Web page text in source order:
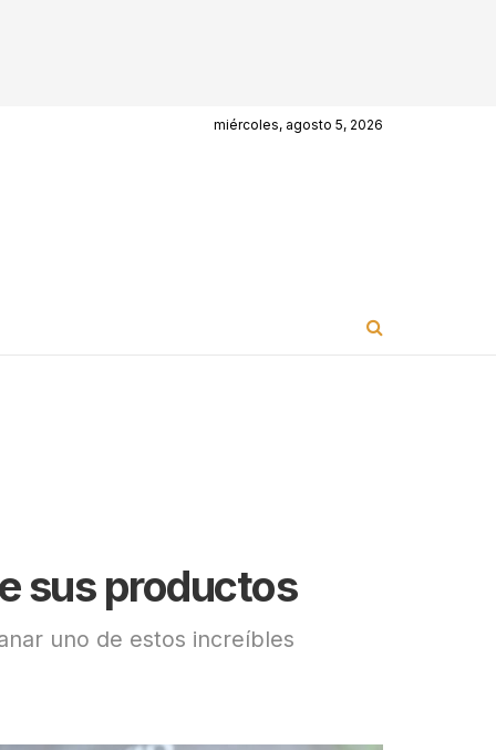
miércoles, agosto 5, 2026
sus productos
uno de estos increíbles